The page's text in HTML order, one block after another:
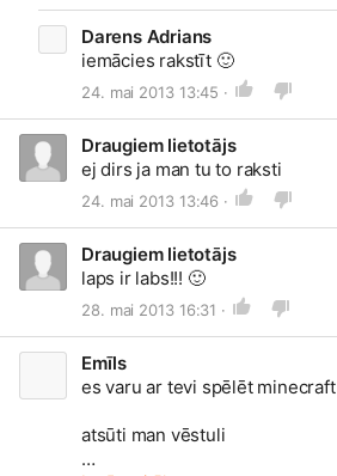
Darens Adrians
iemācies rakstīt 🙂
24. mai 2013 13:45 ·
Draugiem lietotājs
ej dirs ja man tu to raksti
24. mai 2013 13:46 ·
Draugiem lietotājs
laps ir labs!!! 🙂
28. mai 2013 16:31 ·
Emīls
es varu ar tevi spēlēt minecraft
atsūti man vēstuli